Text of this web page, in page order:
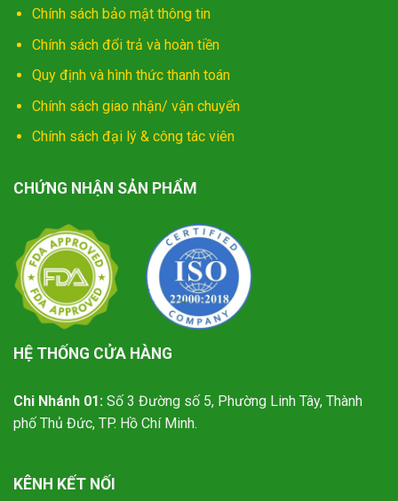
Chính sách bảo mật thông tin
Chính sách đổi trả và hoàn tiền
Quy định và hình thức thanh toán
Chính sách giao nhận/ vận chuyển
Chính sách đại lý & công tác viên
CHỨNG NHẬN SẢN PHẨM
HỆ THỐNG CỬA HÀNG
Chi Nhánh 01: Số 3 Đường số 5, Phường Linh Tây, Thành
phố Thủ Đức, TP. Hồ Chí Minh.
KÊNH KẾT NỐI